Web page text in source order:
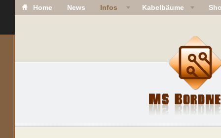
Home News Infos Kabelbäume